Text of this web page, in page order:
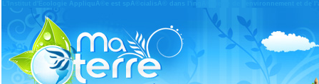
L'Institut d'Ecologie AppliquÃ©e est spÃ©cialisÃ© dans l'ingÃ©nierie de l'environnement et de